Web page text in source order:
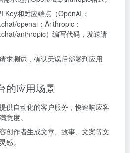
Key和对应端点（OpenAI：
openai；Anthropic：
anthropic）编写代码，发送请
求测试，确认无误后部署到应用
的应用场景
供自动化的客户服务，快速响应客
意度。
创作者生成文章、故事、文案等文
感。